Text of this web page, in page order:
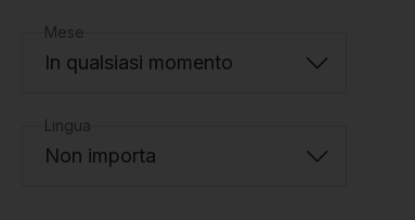
Mese
In qualsiasi momento
Lingua
Non importa